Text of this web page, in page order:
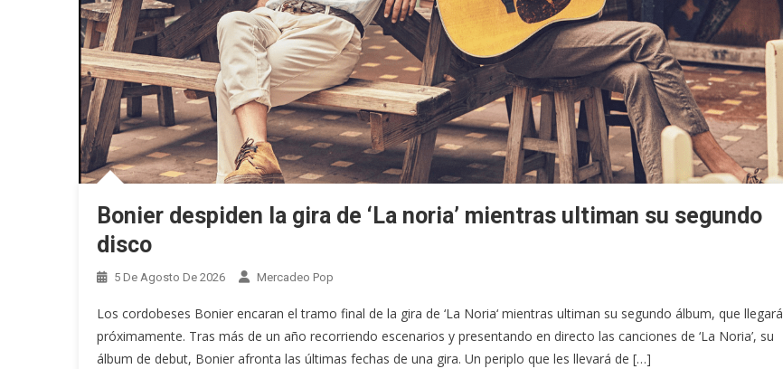
Bonier despiden la gira de ‘La noria’ mientras ultiman su segundo
disco
5 De Agosto De 2026 Mercadeo Pop
Los cordobeses Bonier encaran el tramo final de la gira de ‘La Noria‘ mientras ultiman su segundo álbum, que llegará
próximamente. Tras más de un año recorriendo escenarios y presentando en directo las canciones de ‘La Noria’, su
álbum de debut, Bonier afronta las últimas fechas de una gira. Un periplo que les llevará de […]